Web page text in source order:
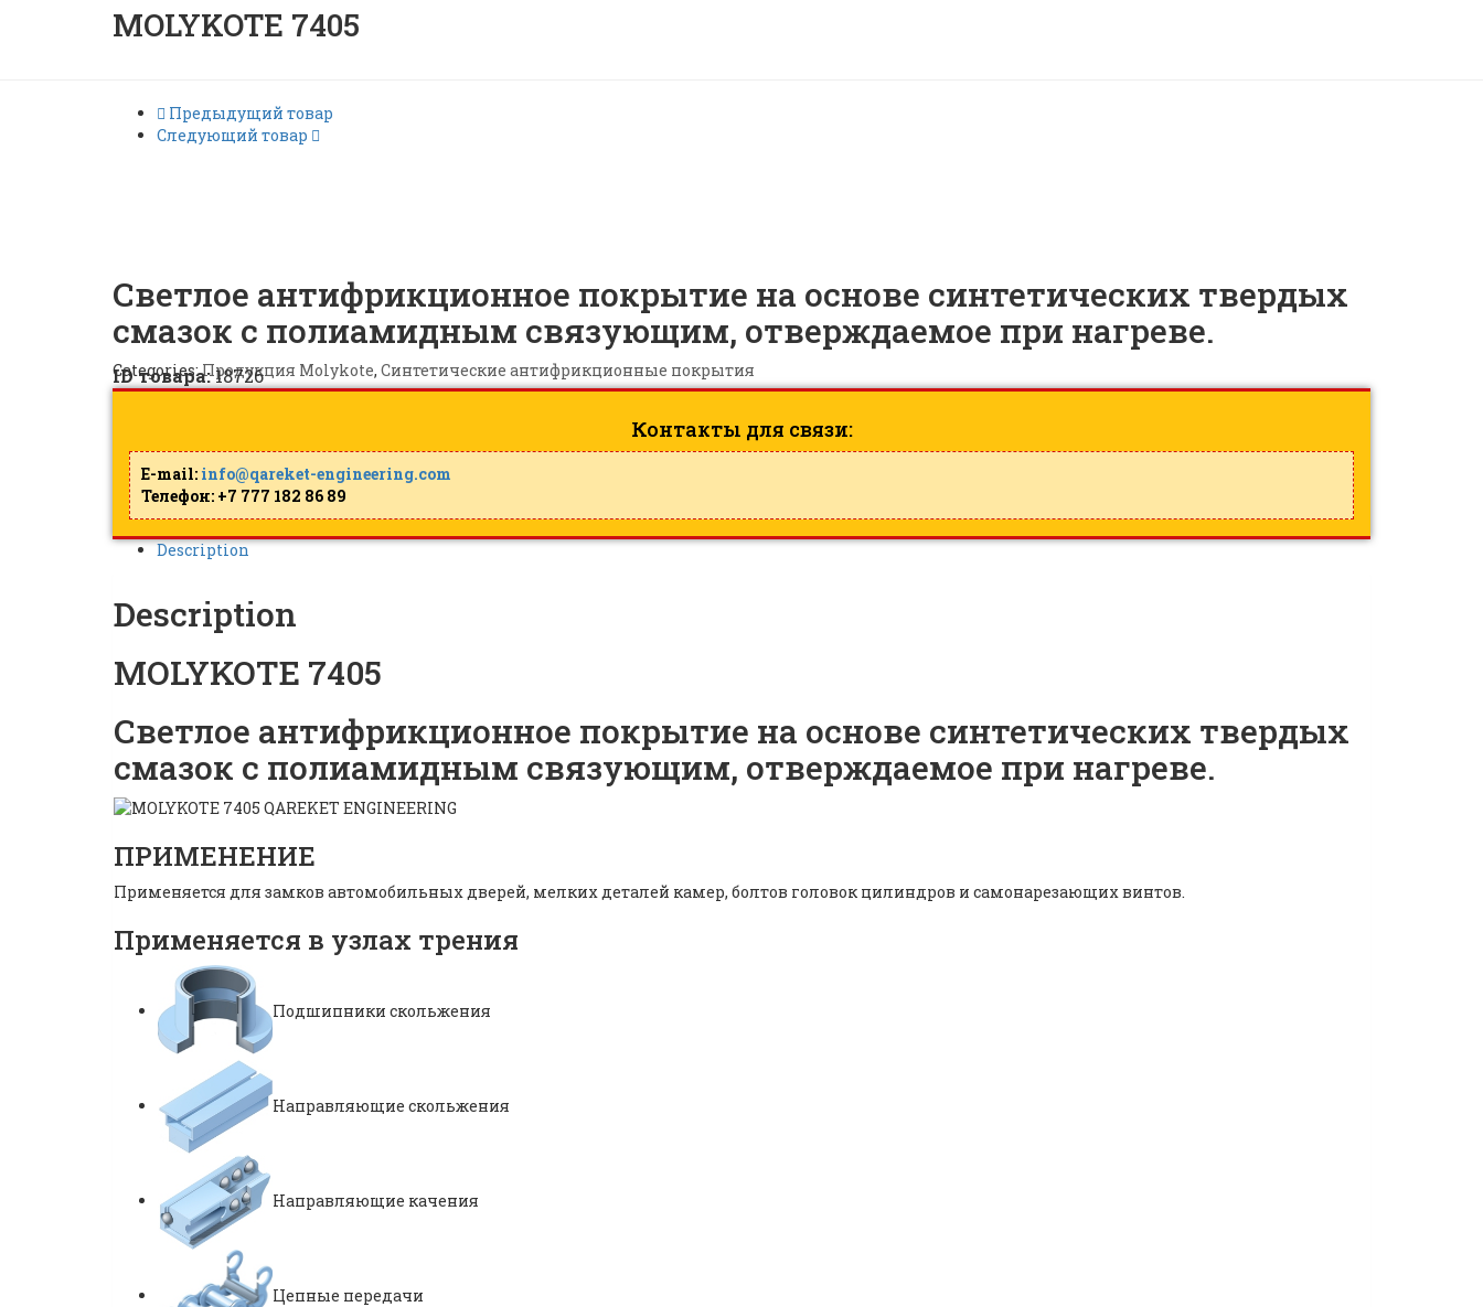
MOLYKOTE 7405
Предыдущий товар
Следующий товар
Светлое антифрикционное покрытие на основе синтетических твердых
смазок с полиамидным связующим, отверждаемое при нагреве.
Categories:Продукция Molykote, Синтетические антифрикционные покрытия
ID товара:18726
Контакты для связи:
E-mail: info@qareket-engineering.com
Телефон: +7 777 182 86 89
Description
Description
MOLYKOTE 7405
Светлое антифрикционное покрытие на основе синтетических твердых
смазок с полиамидным связующим, отверждаемое при нагреве.
ПРИМЕНЕНИЕ
Применяется для замков автомобильных дверей, мелких деталей камер, болтов головок цилиндров и самонарезающих винтов.
Применяется в узлах трения
Подшипники скольжения
Направляющие скольжения
Направляющие качения
Цепные передачи